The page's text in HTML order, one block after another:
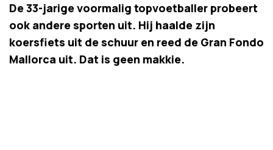
De 33-jarige voormalig topvoetballer probeert
ook andere sporten uit. Hij haalde zijn
koersfiets uit de schuur en reed de Gran Fondo
Mallorca uit. Dat is geen makkie.